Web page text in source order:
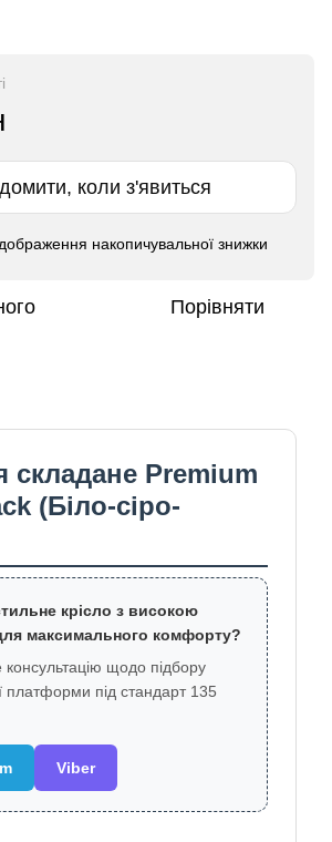
коли з'явиться
накопичувальної знижки
Порівняти
складане Premium
(Біло-сіро-
крісло з високою
максимального комфорту?
щодо підбору
платформи під стандарт 135
Viber